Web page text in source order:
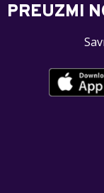
PREUZMI